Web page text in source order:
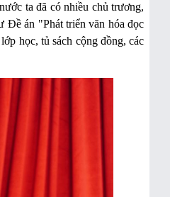
ta đã có nhiều chủ trương,
Đề án "Phát triển văn hóa đọc
học, tủ sách cộng đồng, các